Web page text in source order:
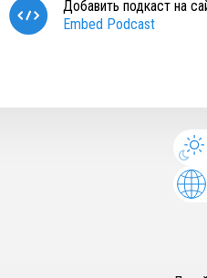
Добавить подкаст на
Embed Podcast